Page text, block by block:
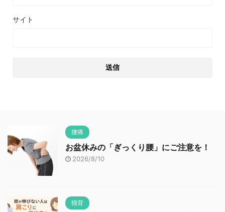
サイト
腰痛
お盆休みの「ぎっくり腰」にご注意を！
2026/8/10
猫背